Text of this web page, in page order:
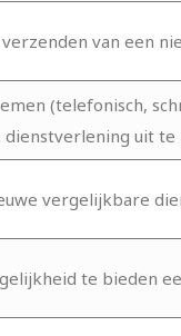
van een
(telefonisch,
dienstverlening uit te
vergelijkbare
te bieden